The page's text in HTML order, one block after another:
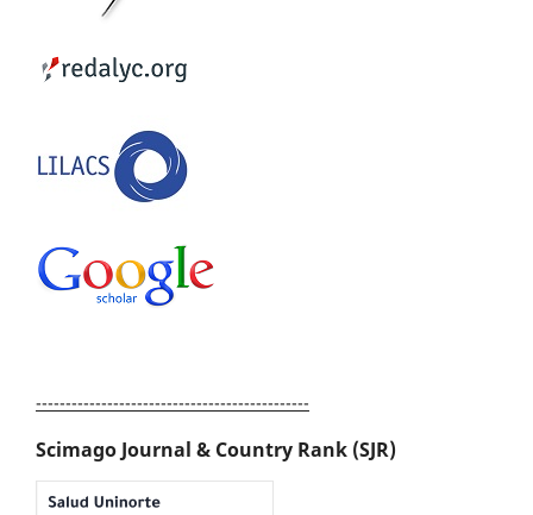
----------------------------------------------
Scimago Journal & Country Rank (SJR)